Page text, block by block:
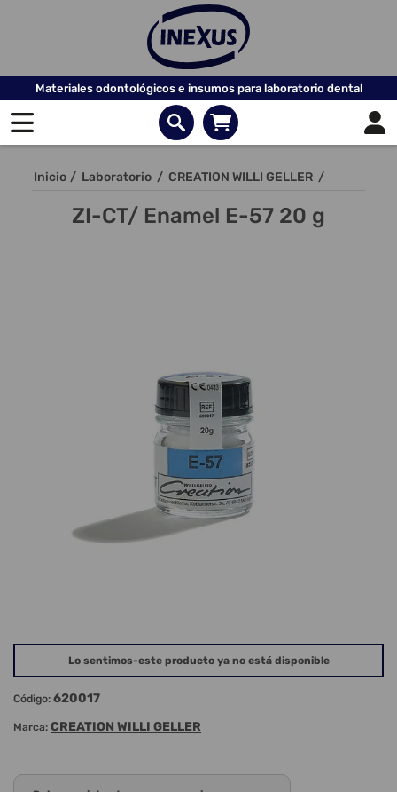
Materiales odontológicos e insumos para laboratorio dental
Inicio / Laboratorio / CREATION WILLI GELLER /
ZI-CT/ Enamel E-57 20 g
Lo sentimos-este producto ya no está disponible
Código: 620017
Marca: CREATION WILLI GELLER